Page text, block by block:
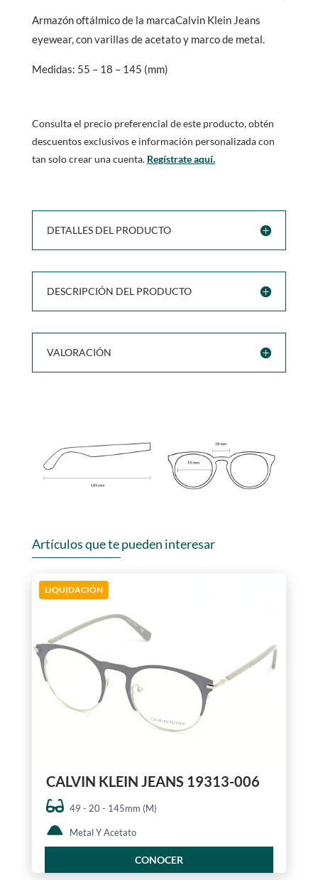
Armazón oftálmico de la marcaCalvin Klein Jeans
eyewear, con varillas de acetato y marco de metal.
Medidas: 55 – 18 – 145 (mm)
Consulta el precio preferencial de este producto, obtén
descuentos exclusivos e información personalizada con
tan solo crear una cuenta. Regístrate aquí.
DETALLES DEL PRODUCTO
DESCRIPCIÓN DEL PRODUCTO
VALORACIÓN
Artículos que te pueden interesar
LIQUIDACIÓN
CALVIN KLEIN JEANS 19313-006
49 - 20 - 145mm (M)
Metal Y Acetato
CONOCER